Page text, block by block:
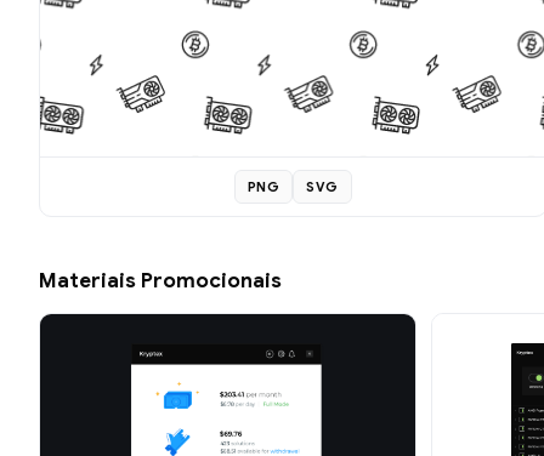
PNG SVG
Materiais Promocionais